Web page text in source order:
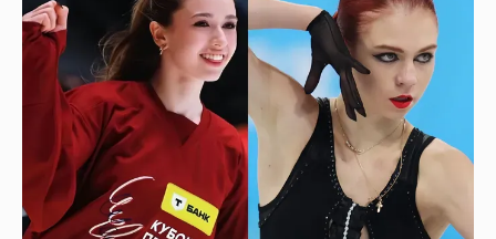
Камила Валиева и Александра Трусова
вернутся на международные
соревнования
5